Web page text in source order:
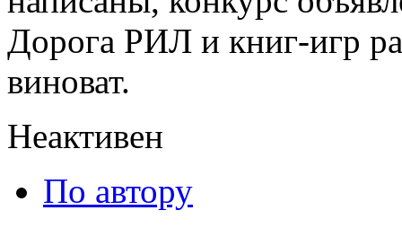
Дорога РИЛ и книг-игр
виноват.
Неактивен
По автору